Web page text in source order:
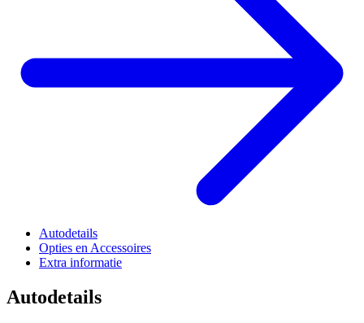
Autodetails
Opties en Accessoires
Extra informatie
Autodetails